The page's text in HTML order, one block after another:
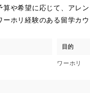
算や希望に応じて、アレン
ーホリ経験のある留学カ
目的
ワーホリ